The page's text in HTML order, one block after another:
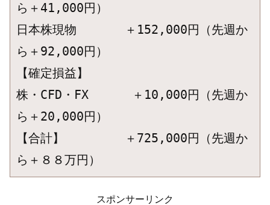
ら＋41,000円）
日本株現物　　　　＋152,000円（先週か
ら＋92,000円）
【確定損益】
株・CFD・FX　　　 ＋10,000円（先週か
ら＋20,000円）
【合計】　　　　　＋725,000円（先週か
ら＋８８万円）
スポンサーリンク